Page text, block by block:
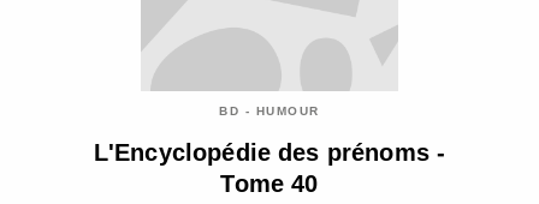
BD - HUMOUR
L'Encyclopédie des prénoms -
Tome 40